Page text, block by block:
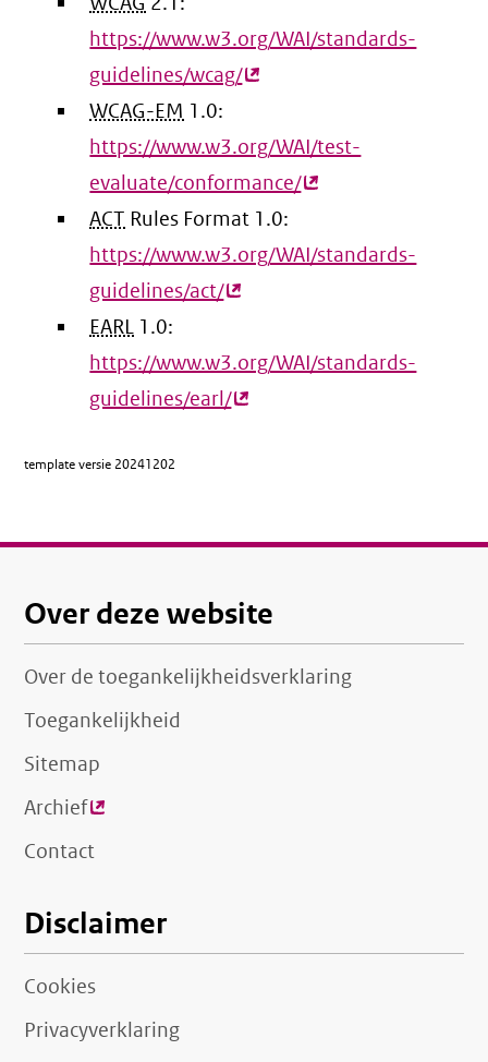
https://www.w3.org/WAI/standards-
guidelines/wcag/(externe
WCAG-EM 1.0:
https://www.w3.org/WAI/test-
evaluate/conformance/(externe
ACT Rules Format 1.0:
https://www.w3.org/WAI/standards-
guidelines/act/(externe
EARL 1.0:
https://www.w3.org/WAI/standards-
guidelines/earl/(externe
template versie 20241202
Over deze website
Over de toegankelijkheidsverklaring
Toegankelijkheid
Sitemap
Archief(externe
link)
Contact
Disclaimer
Cookies
Privacyverklaring